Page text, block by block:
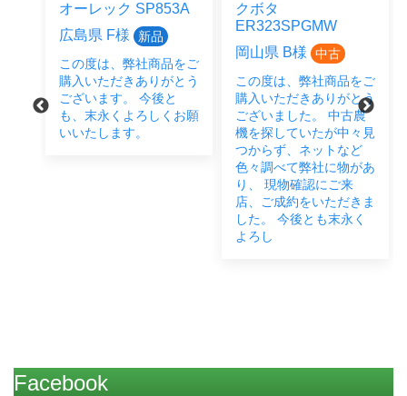
オーレック SP853A
広島県 F様
新品
この度は、弊社商品をご
購入いただきありがとう
ございます。 今後と
も、末永くよろしくお願
いいたします。
クボタ
ER323SPGMW
岡山県 B様
中古
この度は、弊社商品をご
購入いただきありがとう
ございました。 中古農
機を探していたが中々見
つからず、ネットなど
色々調べて弊社に物があ
り、 現物確認にご来
店、ご成約をいただきま
した。 今後とも末永く
よろし
Facebook